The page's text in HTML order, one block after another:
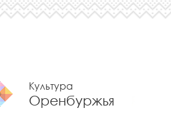
Культура
Оренбуржья